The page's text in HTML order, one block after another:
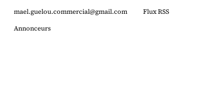
mael.guelou.commercial@gmail.com
Annonceurs
Flux RSS